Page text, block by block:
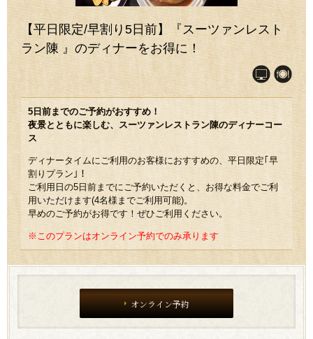
【平日限定/早割り5日前】『スーツァンレスト
ラン陳 』のディナーをお得に！
5日前までのご予約がおすすめ！
夜景とともに楽しむ、スーツァンレストラン陳のディナーコー
ス
ディナータイムにご利用のお客様におすすめの、平日限定｢早
割りプラン｣！
ご利用日の5日前までにご予約いただくと、お得な料金でご利
用いただけます(4名様までご利用可能)。
早めのご予約がお得です！ぜひご利用ください。
※このプランはオンライン予約でのみ承ります
オンライン予約